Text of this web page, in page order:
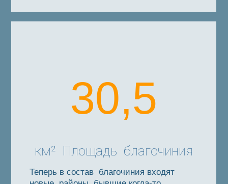
30,5
км² Площадь благочиния
Теперь в состав благочиния входят